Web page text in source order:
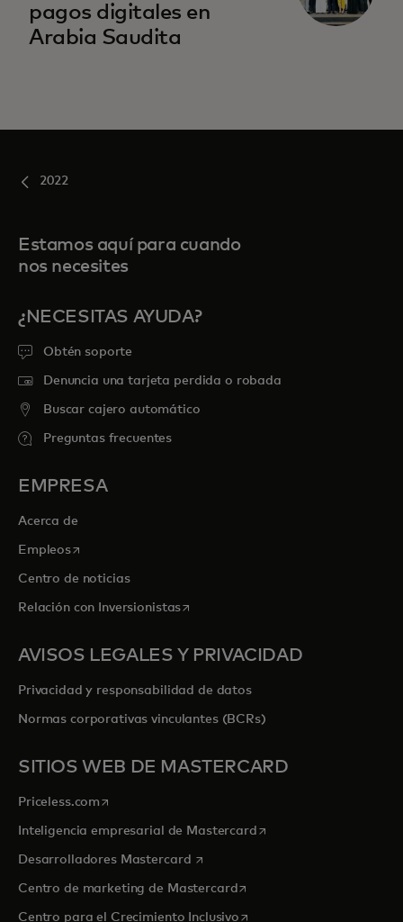
pagos digitales en
Arabia Saudita
2022
Estamos aquí para cuando
nos necesites
¿NECESITAS AYUDA?
Obtén soporte
Denuncia una tarjeta perdida o robada
Buscar cajero automático
Preguntas frecuentes
EMPRESA
Acerca de
Empleosse abre en una pestaña nueva
Centro de noticias
Relación con Inversionistasse abre en una pestaña nueva
AVISOS LEGALES Y PRIVACIDAD
Privacidad y responsabilidad de datos
Normas corporativas vinculantes (BCRs)
SITIOS WEB DE MASTERCARD
Priceless.com se abre en una pestaña nueva
Inteligencia empresarial de Mastercardse abre en una pestaña
Desarrolladores Mastercard se abre en una pestaña nueva
Centro de marketing de Mastercardse abre en una pestaña
Centro para el Crecimiento Inclusivose abre en una pestaña